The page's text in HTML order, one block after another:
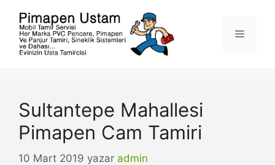
Menü
Sultantepe Mahallesi
Pimapen Cam Tamiri
10 Mart 2019 yazar admin